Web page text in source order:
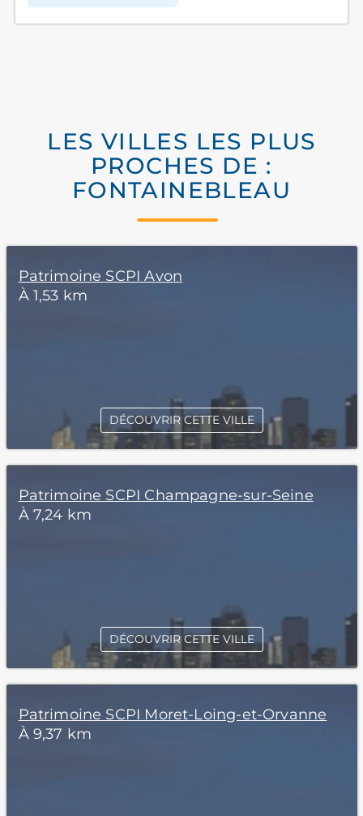
LES VILLES LES PLUS
PROCHES DE :
FONTAINEBLEAU
Patrimoine SCPI Avon
À 1,53 km
DÉCOUVRIR CETTE VILLE
Patrimoine SCPI Champagne-sur-Seine
À 7,24 km
DÉCOUVRIR CETTE VILLE
Patrimoine SCPI Moret-Loing-et-Orvanne
À 9,37 km